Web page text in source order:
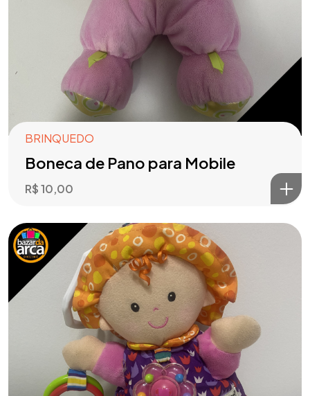
BRINQUEDO
Boneca de Pano para Mobile
R$10,00